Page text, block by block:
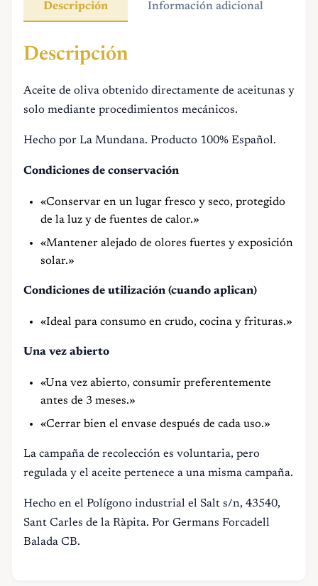
Descripción Información adicional
Descripción
Aceite de oliva obtenido directamente de aceitunas y
solo mediante procedimientos mecánicos.
Hecho por La Mundana. Producto 100% Español.
Condiciones de conservación
«Conservar en un lugar fresco y seco, protegido
de la luz y de fuentes de calor.»
«Mantener alejado de olores fuertes y exposición
solar.»
Condiciones de utilización (cuando aplican)
«Ideal para consumo en crudo, cocina y frituras.»
Una vez abierto
«Una vez abierto, consumir preferentemente
antes de 3 meses.»
«Cerrar bien el envase después de cada uso.»
La campaña de recolección es voluntaria, pero
regulada y el aceite pertenece a una misma campaña.
Hecho en el Polígono industrial el Salt s/n, 43540,
Sant Carles de la Ràpita. Por Germans Forcadell
Balada CB.